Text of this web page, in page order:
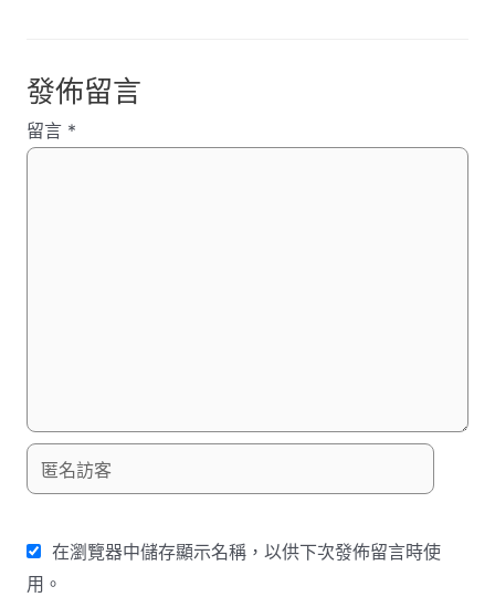
發佈留言
留言 *
在瀏覽器中儲存顯示名稱，以供下次發佈留言時使
用。